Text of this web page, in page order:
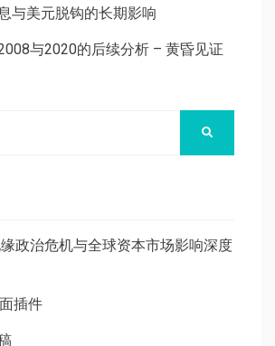
与美元脱钩的长期影响
与2020的后续分析 – 黄昏见证
政治危机与全球资本市场影响深度
插件